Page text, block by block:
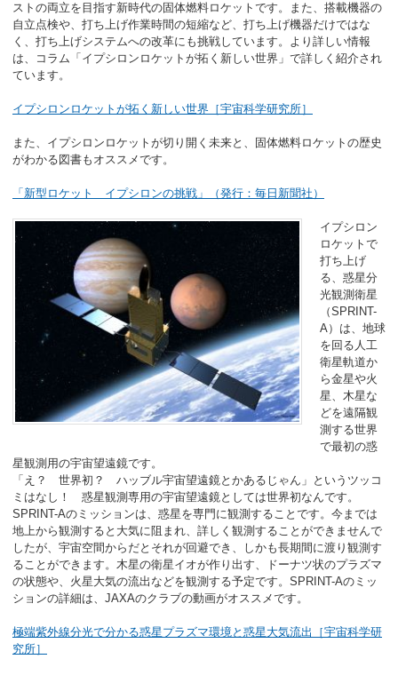
ストの両立を目指す新時代の固体燃料ロケットです。また、搭載機器の
自立点検や、打ち上げ作業時間の短縮など、打ち上げ機器だけではな
く、打ち上げシステムへの改革にも挑戦しています。より詳しい情報
は、コラム「イプシロンロケットが拓く新しい世界」で詳しく紹介され
ています。
イプシロンロケットが拓く新しい世界［宇宙科学研究所］
また、イプシロンロケットが切り開く未来と、固体燃料ロケットの歴史
がわかる図書もオススメです。
「新型ロケット イプシロンの挑戦」（発行：毎日新聞社）
イプシロン
ロケットで
打ち上げ
る、惑星分
光観測衛星
（SPRINT-
A）は、地球
を回る人工
衛星軌道か
ら金星や火
星、木星な
どを遠隔観
測する世界
で最初の惑
星観測用の宇宙望遠鏡です。
「え？ 世界初？ ハッブル宇宙望遠鏡とかあるじゃん」というツッコ
ミはなし！ 惑星観測専用の宇宙望遠鏡としては世界初なんです。
SPRINT-Aのミッションは、惑星を専門に観測することです。今までは
地上から観測すると大気に阻まれ、詳しく観測することができませんで
したが、宇宙空間からだとそれが回避でき、しかも長期間に渡り観測す
ることができます。木星の衛星イオが作り出す、ドーナツ状のプラズマ
の状態や、火星大気の流出などを観測する予定です。SPRINT-Aのミッ
ションの詳細は、JAXAのクラブの動画がオススメです。
極端紫外線分光で分かる惑星プラズマ環境と惑星大気流出［宇宙科学研
究所］